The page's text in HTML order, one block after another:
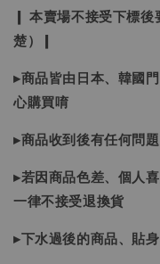
❙ 本賣場不接受下標
楚）❙
▸商品皆由日本、韓國
心購買唷
▸商品收到後有任何問
▸若因商品色差、個人
一律不接受退換貨
▸下水過後的商品、貼